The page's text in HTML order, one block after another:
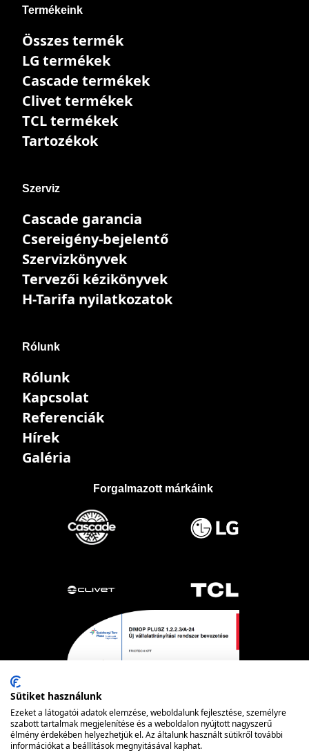
Termékeink
Összes termék
LG termékek
Cascade termékek
Clivet termékek
TCL termékek
Tartozékok
Szerviz
Cascade garancia
Csereigény-bejelentő
Szervizkönyvek
Tervezői kézikönyvek
H-Tarifa nyilatkozatok
Rólunk
Rólunk
Kapcsolat
Referenciák
Hírek
Galéria
Forgalmazott márkáink
Sütiket használunk
Ezeket a látogatói adatok elemzése, weboldalunk fejlesztése, személyre
szabott tartalmak megjelenítése és a weboldalon nyújtott nagyszerű
élmény érdekében helyezhetjük el. Az általunk használt sütikről további
információkat a beállítások megnyitásával kaphat.